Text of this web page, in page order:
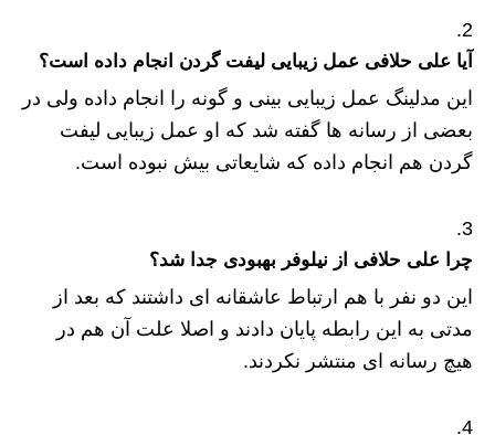
آیا علی حلافی عمل زیبایی لیفت گردن انجام داده است؟
این مدلینگ عمل زیبایی بینی و گونه را انجام داده ولی در
بعضی از رسانه ها گفته شد که او عمل زیبایی لیفت
گردن هم انجام داده که شایعاتی بیش نبوده است.
چرا علی حلافی از نیلوفر بهبودی جدا شد؟
این دو نفر با هم ارتباط عاشقانه ای داشتند که بعد از
مدتی به این رابطه پایان دادند و اصلا علت آن هم در
هیچ رسانه ای منتشر نکردند.